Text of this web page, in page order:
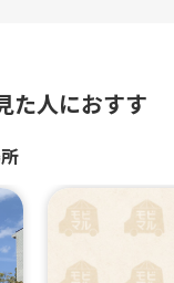
た人におすす